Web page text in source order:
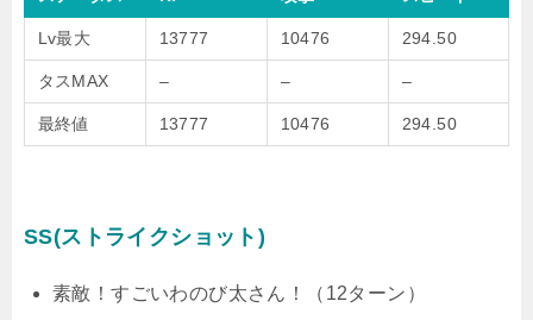
Lv最大 13777 10476 294.50
タスMAX – – –
最終値 13777 10476 294.50
SS(ストライクショット)
素敵！すごいわのび太さん！（12ターン）